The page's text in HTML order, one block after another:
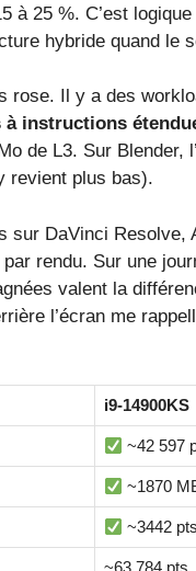
à 25 %. C’est
hybride quand le
rose. Il y a des
instructions
de L3. Sur
revient plus bas).
sur DaVinci
rendu. Sur une
valent la
l’écran me
i9-14900KS
~42 597
~1870
~3442 pts
~63 784 pts